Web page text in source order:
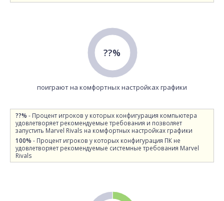
??%
поиграют на комфортных настройках графики
??% - Процент игроков у которых конфигурация компьютера
удовлетворяет рекомендуемые требования и позволяет
запустить Marvel Rivals на комфортных настройках графики
100% - Процент игроков у которых конфигурация ПК не
удовлетворяет рекомендуемые системные требования Marvel
Rivals